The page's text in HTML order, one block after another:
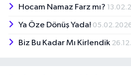
Hocam Namaz Farz mı?
Ya Öze Dönüş Yada!
Biz Bu Kadar Mı Kirlendik